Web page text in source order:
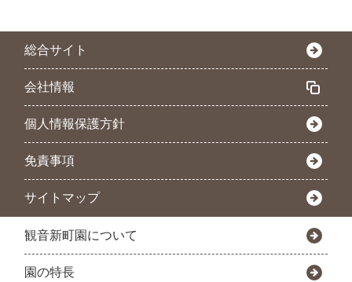
総合サイト
会社情報
個人情報保護方針
免責事項
サイトマップ
観音新町園について
園の特長